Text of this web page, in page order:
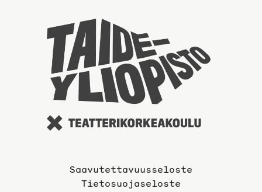
Saavutettavuusseloste
Tietosuojaseloste